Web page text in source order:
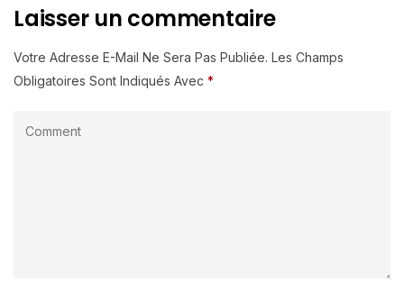
Laisser un commentaire
Votre Adresse E-Mail Ne Sera Pas Publiée. Les Champs
Obligatoires Sont Indiqués Avec *